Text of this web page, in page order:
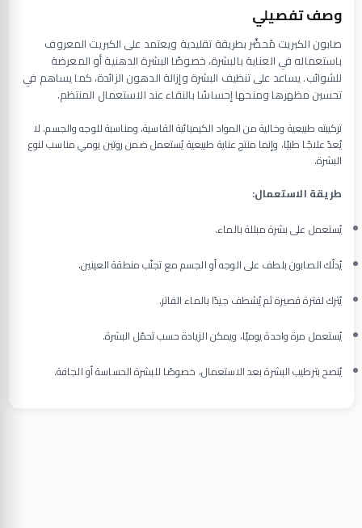
وصف تفصيلي
صابون الكبريت مُحضَّر بطريقة تقليدية ويعتمد على الكبريت المعروف
باستعماله في العناية بالبشرة، خصوصًا البشرة الدهنية أو المعرضة
للشوائب. يساعد على تنظيف البشرة وإزالة الدهون الزائدة، كما يساهم في
تحسين مظهرها ومنحها إحساسًا بالنقاء عند الاستعمال المنتظم.
تركيبته طبيعية وخالية من المواد الكيميائية القاسية، ومناسبة للوجه والجسم. لا
يُعدّ علاجًا طبيًا، وإنما منتج عناية طبيعية يُستعمل ضمن روتين يومي مناسب لنوع
البشرة.
طريقة الاستعمال:
يُستعمل على بشرة مبللة بالماء.
يُدلّك الصابون بلطف على الوجه أو الجسم مع تجنّب منطقة العينين.
يُترك لفترة قصيرة ثم يُشطف جيدًا بالماء الفاتر.
يُستعمل مرة واحدة يوميًا، ويمكن الزيادة حسب تحمّل البشرة.
يُنصح بترطيب البشرة بعد الاستعمال، خصوصًا للبشرة الحساسة أو الجافة.